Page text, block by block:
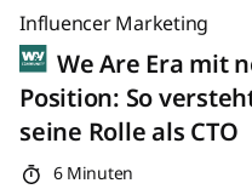
Influencer Marketing
We Are Era mit
Position: So
seine Rolle als CTO
6 Minuten